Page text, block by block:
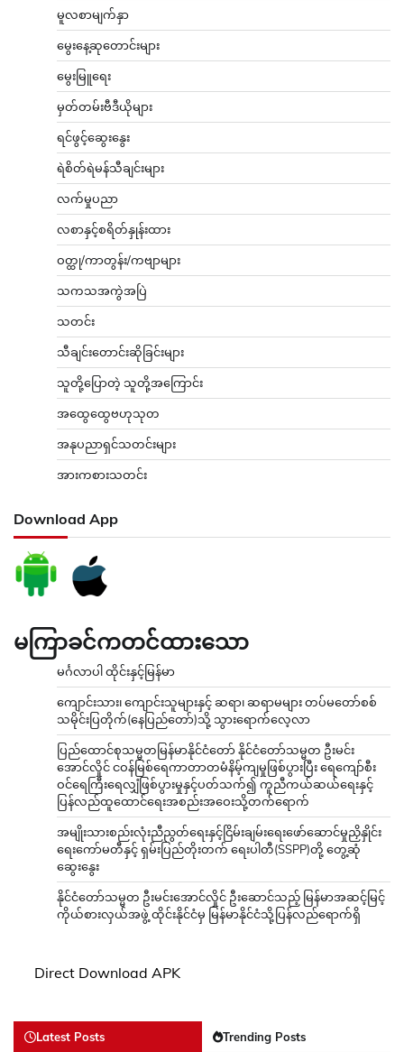
မူလစာမျက်နှာ
မွေးနေ့ဆုတောင်းများ
မွေးမြူရေး
မှတ်တမ်းဗီဒီယိုများ
ရင်ဖွင့်ဆွေးနွေး
ရဲစိတ်ရဲမန်သီချင်းများ
လက်မှုပညာ
လစာနှင့်စရိတ်နှုန်းထား
ဝတ္ထု/ကာတွန်း/ကဗျာများ
သကသအကွဲအပြဲ
သတင်း
သီချင်းတောင်းဆိုခြင်းများ
သူတို့ပြောတဲ့ သူတို့အကြောင်း
အထွေထွေဗဟုသုတ
အနုပညာရှင်သတင်းများ
အားကစားသတင်း
Download App
မကြာခင်ကတင်ထားသော
မင်္ဂလာပါ ထိုင်းနှင့်မြန်မာ
ကျောင်းသား၊ ကျောင်းသူများနှင့် ဆရာ၊ ဆရာမများ တပ်မတော်စစ်
သမိုင်းပြတိုက်(နေပြည်တော်)သို့ သွားရောက်လေ့လာ
ပြည်ထောင်စုသမ္မတမြန်မာနိုင်ငံတော် နိုင်ငံတော်သမ္မတ ဦးမင်း
အောင်လှိုင် ငဝန်မြစ်ရေကာတာတမံနိမ့်ကျမှုဖြစ်ပွားပြီး ရေကျော်စီး
ဝင်ရေကြီးရေလျှံဖြစ်ပွားမှုနှင့်ပတ်သက်၍ ကူညီကယ်ဆယ်ရေးနှင့်
ပြန်လည်ထူထောင်ရေးအစည်းအဝေးသို့တက်ရောက်
အမျိုးသားစည်းလုံးညီညွတ်ရေးနှင့်ငြိမ်းချမ်းရေးဖော်ဆောင်မှုညှိနှိုင်း
ရေးကော်မတီနှင့် ရှမ်းပြည်တိုးတက် ရေးပါတီ(SSPP)တို့ တွေ့ဆုံ
ဆွေးနွေး
နိုင်ငံတော်သမ္မတ ဦးမင်းအောင်လှိုင် ဦးဆောင်သည့် မြန်မာအဆင့်မြင့်
ကိုယ်စားလှယ်အဖွဲ့ ထိုင်းနိုင်ငံမှ မြန်မာနိုင်ငံသို့ပြန်လည်ရောက်ရှိ
Direct Download APK
Latest Posts Trending Posts